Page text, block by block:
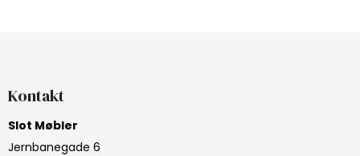
Kontakt
Slot Møbler
Jernbanegade 6